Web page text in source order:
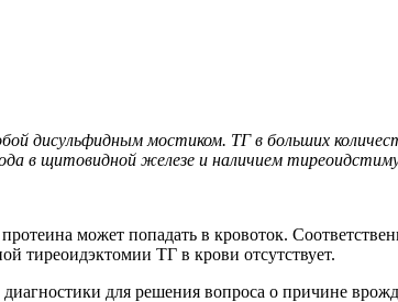
дисульфидным мостиком. ТГ в больших
в щитовидной железе и наличием
может попадать в кровоток.
тиреоидэктомии ТГ в крови отсутствует.
для решения вопроса о причине